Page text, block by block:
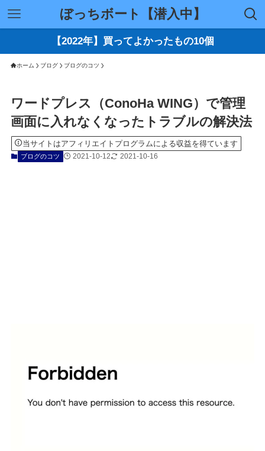
ぼっちボート【潜入中】
【2022年】買ってよかったもの10個
ホーム ブログ ブログのコツ
ワードプレス（ConoHa WING）で管理
画面に入れなくなったトラブルの解決法
当サイトはアフィリエイトプログラムによる収益を得ています
ブログのコツ 2021-10-12 2021-10-16